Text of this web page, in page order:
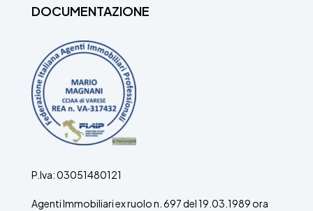
DOCUMENTAZIONE
P.Iva: 03051480121
Agenti Immobiliari ex ruolo n. 697 del 19.03.1989 ora